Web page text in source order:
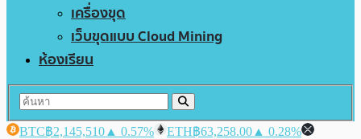
เครื่องขุด
เว็บขุดแบบ Cloud Mining
ห้องเรียน
BTC฿2,145,510 ▲ 0.57% ETH฿63,258.00 ▲ 0.28%